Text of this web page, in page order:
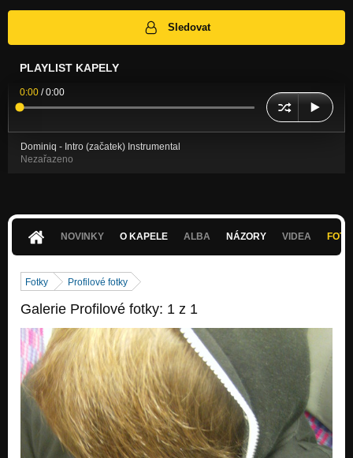
Sledovat
PLAYLIST KAPELY
0:00 /0:00
Dominiq - Intro (začatek) Instrumental
Nezařazeno
NOVINKY O KAPELE ALBA NÁZORY VIDEA
Fotky Profilové fotky
Galerie Profilové fotky: 1 z 1